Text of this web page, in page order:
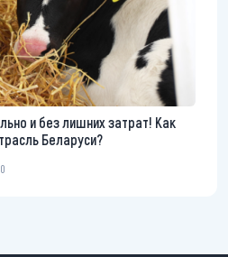
и без лишних затрат! Как
Беларуси?